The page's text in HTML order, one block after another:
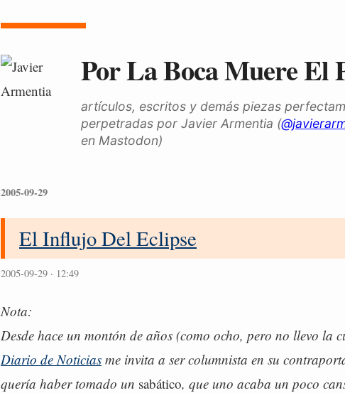
Por La Boca Muere El
artículos, escritos y demás piezas
perpetradas por Javier Armentia (
en Mastodon)
2005-09-29
El Influjo Del Eclipse
2005-09-29 · 12:49
Nota:
Desde hace un montón de años (como ocho, pero no llevo la
Diario de Noticias me invita a ser columnista en su
quería haber tomado un sabático, que uno acaba un poco